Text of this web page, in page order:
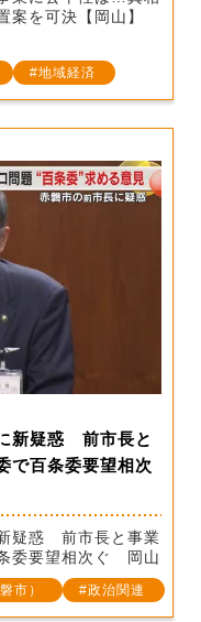
案を可決【岡山】
地域経済
新疑惑 前市長と
で百条委要望相次
疑惑 前市長と事業
委要望相次ぐ 岡山
市） 政治関連